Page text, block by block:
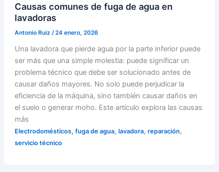
Causas comunes de fuga de agua en
lavadoras
Antonio Ruiz /24 enero, 2026
Una lavadora que pierde agua por la parte inferior puede
ser más que una simple molestia: puede significar un
problema técnico que debe ser solucionado antes de
causar daños mayores. No solo puede perjudicar la
eficiencia de la máquina, sino también causar daños en
el suelo o generar moho. Este artículo explora las causas
más
Electrodomésticos, fuga de agua, lavadora, reparación,
servicio técnico